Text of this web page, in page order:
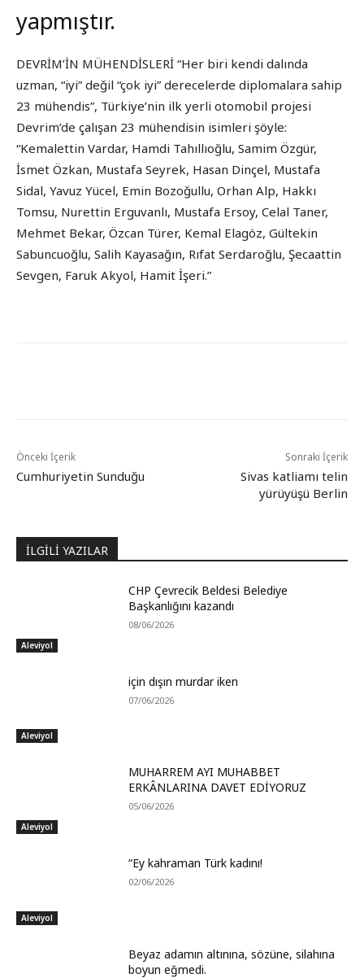
yapmıştır.
DEVRİM’İN MÜHENDİSLERİ “Her biri kendi dalında
uzman, “iyi” değil “çok iyi” derecelerde diplomalara sahip
23 mühendis”, Türkiye’nin ilk yerli otomobil projesi
Devrim’de çalışan 23 mühendisin isimleri şöyle:
“Kemalettin Vardar, Hamdi Tahıllıoğlu, Samim Özgür,
İsmet Özkan, Mustafa Seyrek, Hasan Dinçel, Mustafa
Sidal, Yavuz Yücel, Emin Bozoğullu, Orhan Alp, Hakkı
Tomsu, Nurettin Erguvanlı, Mustafa Ersoy, Celal Taner,
Mehmet Bekar, Özcan Türer, Kemal Elagöz, Gültekin
Sabuncuoğlu, Salih Kayasağın, Rıfat Serdaroğlu, Şecaattin
Sevgen, Faruk Akyol, Hamit İşeri.”
Önceki İçerik
Cumhuriyetin Sunduğu
Sonraki İçerik
Sivas katliamı telin
yürüyüşü Berlin
İLGİLİ YAZILAR
Aleviyol
CHP Çevrecik Beldesi Belediye
Başkanlığını kazandı
08/06/2026
Aleviyol
için dışın murdar iken
07/06/2026
Aleviyol
MUHARREM AYI MUHABBET
ERKÂNLARINA DAVET EDİYORUZ
05/06/2026
Aleviyol
“Ey kahraman Türk kadını!
02/06/2026
Beyaz adamın altınına, sözüne, silahına
boyun eğmedi.